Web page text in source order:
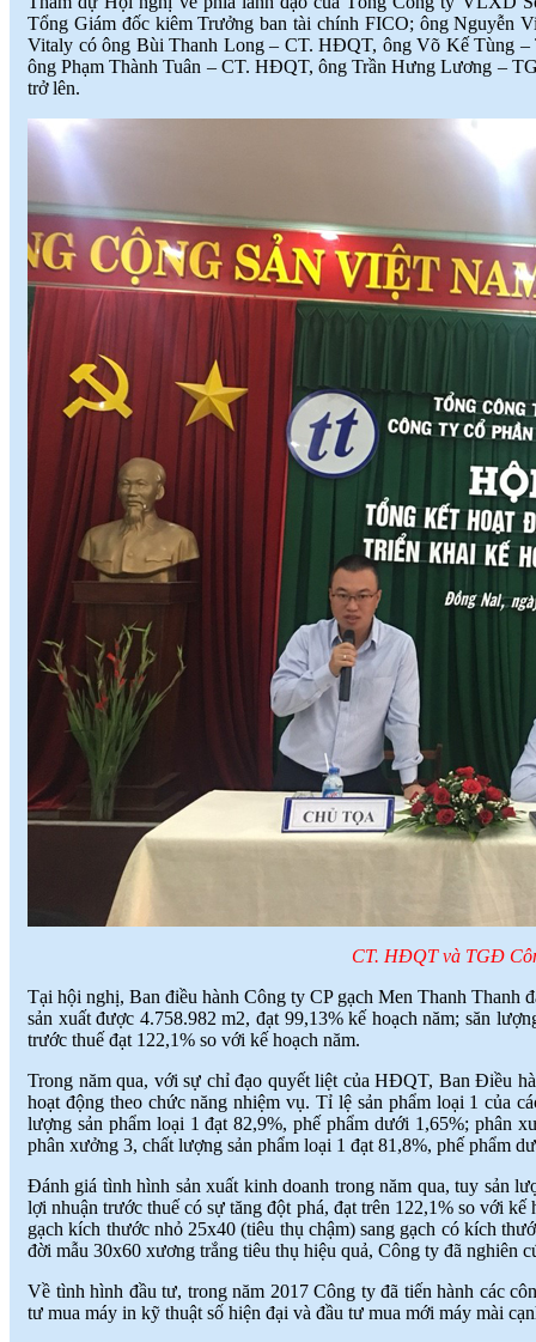
Tổng Giám đốc kiêm Trưởng ban tài chính FICO; ông Nguyễn
Vitaly có ông Bùi Thanh Long – CT. HĐQT, ông Võ Kế Tùng –
ông Phạm Thành Tuân – CT. HĐQT, ông Trần Hưng Lương –
trở lên.
CT. HĐQT và TGĐ
Tại hội nghị, Ban điều hành Công ty CP gạch Men Thanh Thanh
sản xuất được 4.758.982 m2, đạt 99,13% kế hoạch năm; săn
trước thuế đạt 122,1% so với kế hoạch năm.
Trong năm qua, với sự chỉ đạo quyết liệt của HĐQT, Ban Điều
hoạt động theo chức năng nhiệm vụ. Tỉ lệ sản phẩm loại 1 của
lượng sản phẩm loại 1 đạt 82,9%, phế phẩm dưới 1,65%; phân
phân xưởng 3, chất lượng sản phẩm loại 1 đạt 81,8%, phế phẩm
Đánh giá tình hình sản xuất kinh doanh trong năm qua, tuy sản
lợi nhuận trước thuế có sự tăng đột phá, đạt trên 122,1% so với
gạch kích thước nhỏ 25x40 (tiêu thụ chậm) sang gạch có kích
đời mẫu 30x60 xương trắng tiêu thụ hiệu quả, Công ty đã nghiên
Về tình hình đầu tư, trong năm 2017 Công ty đã tiến hành các
tư mua máy in kỹ thuật số hiện đại và đầu tư mua mới máy mài